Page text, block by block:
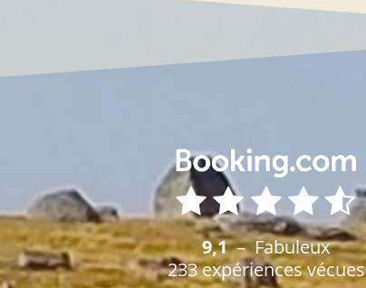
9,1– Fabuleux
233 expériences vécues